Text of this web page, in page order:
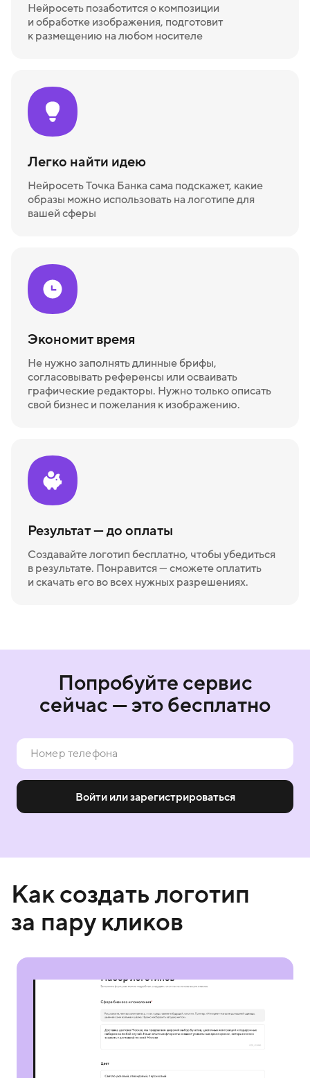
Нейросеть позаботится о композиции
и обработке изображения, подготовит
к размещению на любом носителе
Легко найти идею
Нейросеть Точка Банка сама подскажет, какие
образы можно использовать на логотипе для
вашей сферы
Экономит время
Не нужно заполнять длинные брифы,
согласовывать референсы или осваивать
графические редакторы. Нужно только описать
свой бизнес и пожелания к изображению.
Результат — до оплаты
Создавайте логотип бесплатно, чтобы убедиться
в результате. Понравится — сможете оплатить
и скачать его во всех нужных разрешениях.
Попробуйте сервис
сейчас — это бесплатно
Войти или зарегистрироваться
Как создать логотип
за пару кликов